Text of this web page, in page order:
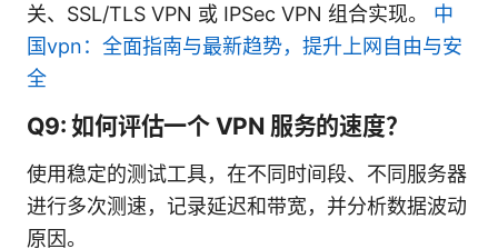
关、SSL/TLS VPN 或 IPSec VPN 组合实现。 中
国vpn：全面指南与最新趋势，提升上网自由与安
全
Q9: 如何评估一个 VPN 服务的速度？
使用稳定的测试工具，在不同时间段、不同服务器
进行多次测速，记录延迟和带宽，并分析数据波动
原因。